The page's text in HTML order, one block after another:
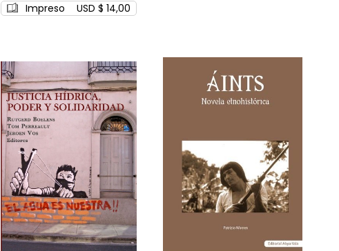
Impreso
USD $ 14,00